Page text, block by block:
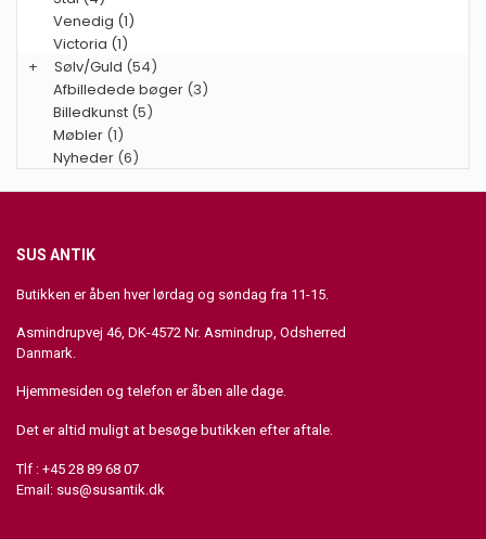
Venedig (1)
Victoria (1)
+
Sølv/Guld (54)
Afbilledede bøger (3)
Billedkunst (5)
Møbler (1)
Nyheder (6)
SUS ANTIK
Butikken er åben hver lørdag og søndag fra 11-15.
Asmindrupvej 46, DK-4572 Nr. Asmindrup, Odsherred
Danmark.
Hjemmesiden og telefon er åben alle dage.
Det er altid muligt at besøge butikken efter aftale.
Tlf : +45 28 89 68 07
Email: sus@susantik.dk